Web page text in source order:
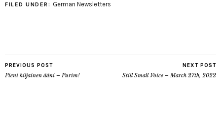
FILED UNDER: German Newsletters
PREVIOUS POST
Pieni hiljainen ääni – Purim!
NEXT POST
Still Small Voice – March 27th, 2022